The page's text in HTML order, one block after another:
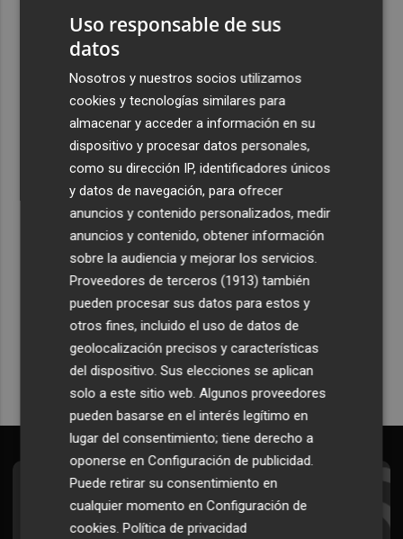
La Región de Murcia es la cuarta provincia que más
exporta a África: Marruecos, el primer destino
La Región de Murcia celebra la Semana de la Juventud
con cinco días de actividades
El coste de la vivienda: 1.338 € netos al mes, el salario
mínimo para poder comprar una vivienda en Castellón
Recibe toda la actualidad de
Plaza Podcast en tu correo
Quiero suscribirme
Suscríbete al Boletín
Todos los días a primera hora en tu email
Uso responsable de sus
datos
Nosotros y nuestros socios utilizamos
cookies y tecnologías similares para
almacenar y acceder a información en su
dispositivo y procesar datos personales,
como su dirección IP, identificadores únicos
y datos de navegación, para ofrecer
anuncios y contenido personalizados, medir
anuncios y contenido, obtener información
sobre la audiencia y mejorar los servicios.
Proveedores de terceros (1913) también
pueden procesar sus datos para estos y
otros fines, incluido el uso de datos de
geolocalización precisos y características
del dispositivo. Sus elecciones se aplican
solo a este sitio web. Algunos proveedores
pueden basarse en el interés legítimo en
lugar del consentimiento; tiene derecho a
oponerse enConfiguración de publicidad
Puede retirar su consentimiento en
cualquier momento enConfiguración de
cookies .Política de privacidad